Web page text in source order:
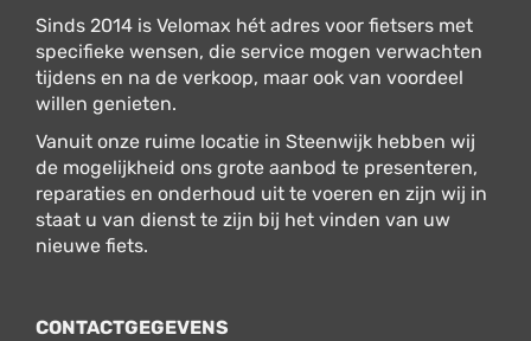
Sinds 2014 is Velomax hét adres voor fietsers met
specifieke wensen, die service mogen verwachten
tijdens en na de verkoop, maar ook van voordeel
willen genieten.
Vanuit onze ruime locatie in Steenwijk hebben wij
de mogelijkheid ons grote aanbod te presenteren,
reparaties en onderhoud uit te voeren en zijn wij in
staat u van dienst te zijn bij het vinden van uw
nieuwe fiets.
CONTACTGEGEVENS